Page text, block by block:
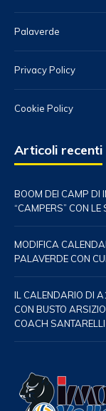
Palaverde
Privacy Policy
Cookie Policy
Articoli recenti
BOOM DEI CAMP DI
“CAMPERS” CON LE
MODIFICA
PALAVERDE CON
IL CALENDARIO DI
CON BUSTO
COACH